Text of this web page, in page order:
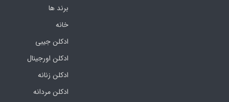
برند ها
خانه
ادکلن جیبی
ادکلن اورجینال
ادکلن زنانه
ادکلن مردانه